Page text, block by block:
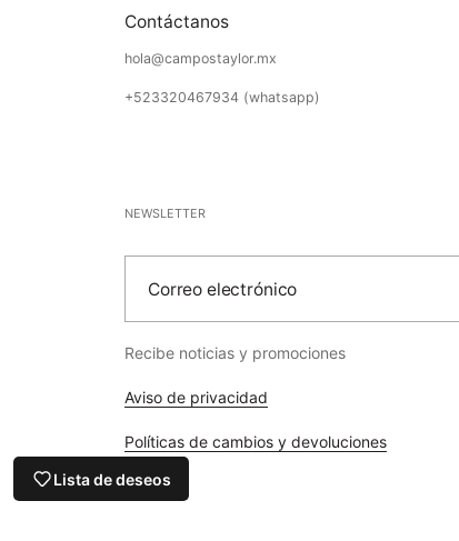
Contáctanos
hola@campostaylor.mx
+523320467934 (whatsapp)
NEWSLETTER
Recibe noticias y promociones
Aviso de privacidad
Políticas de cambios y devoluciones
FAQ
Lista de deseos